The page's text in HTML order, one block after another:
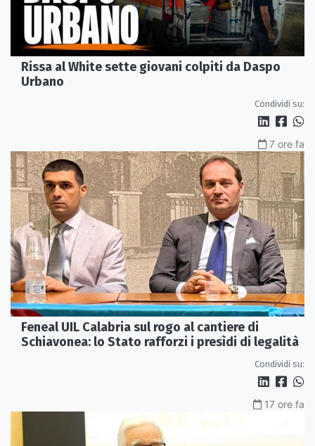
Rissa al White sette giovani colpiti da Daspo
Urbano
Condividi su:
7 ore fa
Feneal UIL Calabria sul rogo al cantiere di
Schiavonea: lo Stato rafforzi i presìdi di legalità
Condividi su:
17 ore fa